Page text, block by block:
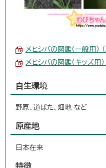
メヒシバの図鑑（一般用
メヒシバの図鑑（キッズ
自生環境
野原、道ばた、畑地 など
原産地
日本在来
特徴